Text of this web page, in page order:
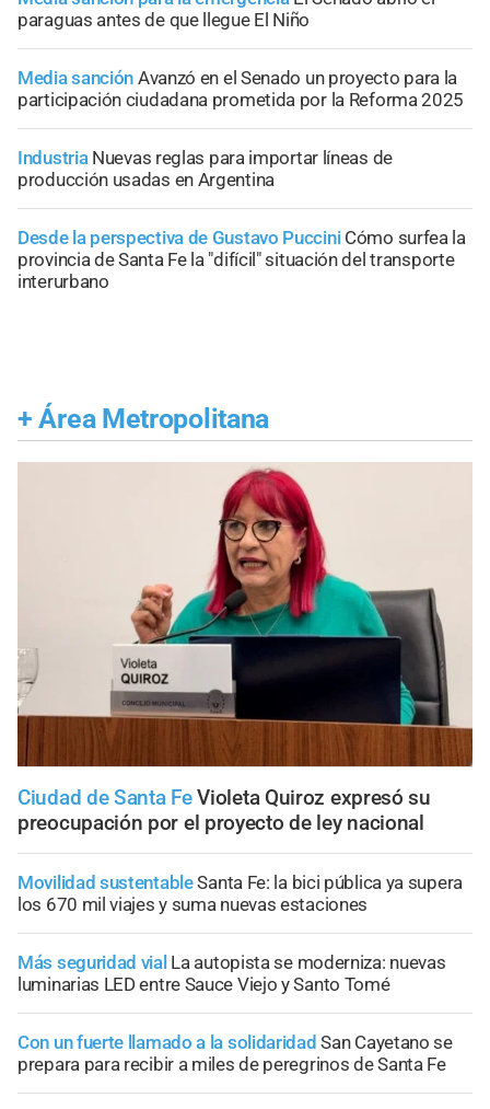
paraguas antes de que llegue El Niño
Media sanción Avanzó en el Senado un proyecto para la
participación ciudadana prometida por la Reforma 2025
Industria Nuevas reglas para importar líneas de
producción usadas en Argentina
Desde la perspectiva de Gustavo Puccini Cómo surfea la
provincia de Santa Fe la "difícil" situación del transporte
interurbano
+ Área Metropolitana
Ciudad de Santa Fe Violeta Quiroz expresó su
preocupación por el proyecto de ley nacional
Movilidad sustentableSanta Fe: la bici pública ya supera
los 670 mil viajes y suma nuevas estaciones
Más seguridad vial La autopista se moderniza: nuevas
luminarias LED entre Sauce Viejo y Santo Tomé
Con un fuerte llamado a la solidaridad San Cayetano se
prepara para recibir a miles de peregrinos de Santa Fe